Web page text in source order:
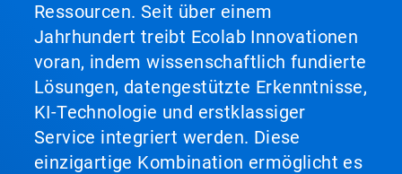
Ressourcen. Seit über einem
Jahrhundert treibt Ecolab Innovationen
voran, indem wissenschaftlich fundierte
Lösungen, datengestützte Erkenntnisse,
KI-Technologie und erstklassiger
Service integriert werden. Diese
einzigartige Kombination ermöglicht es